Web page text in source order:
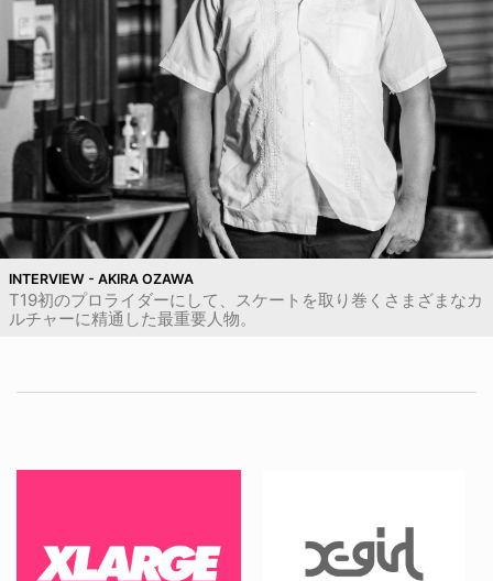
INTERVIEW - AKIRA OZAWA
T19初のプロライダーにして、スケートを取り巻くさまざまなカ
ルチャーに精通した最重要人物。